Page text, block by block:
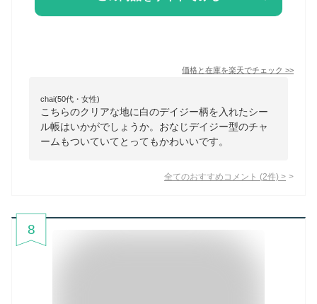
価格と在庫を楽天でチェック >>
chai(50代・女性)
こちらのクリアな地に白のデイジー柄を入れたシー
ル帳はいかがでしょうか。おなじデイジー型のチャ
ームもついていてとってもかわいいです。
全てのおすすめコメント (2件) >
8